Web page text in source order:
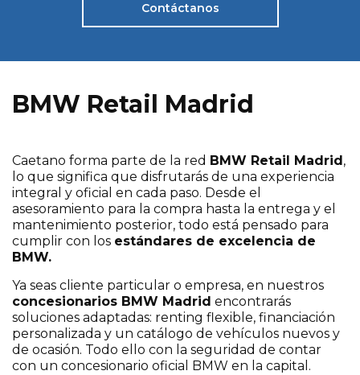
Contáctanos
BMW Retail Madrid
Caetano forma parte de la red BMW Retail Madrid ,
lo que significa que disfrutarás de una experiencia
integral y oficial en cada paso. Desde el
asesoramiento para la compra hasta la entrega y el
mantenimiento posterior, todo está pensado para
cumplir con los estándares de excelencia de
BMW.
Ya seas cliente particular o empresa, en nuestros
concesionarios BMW Madrid encontrarás
soluciones adaptadas: renting flexible, financiación
personalizada y un catálogo de vehículos nuevos y
de ocasión. Todo ello con la seguridad de contar
con un concesionario oficial BMW en la capital.